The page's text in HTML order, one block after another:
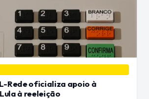
Rede oficializa apoio à
à reeleição